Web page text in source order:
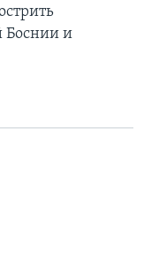
Боснии и